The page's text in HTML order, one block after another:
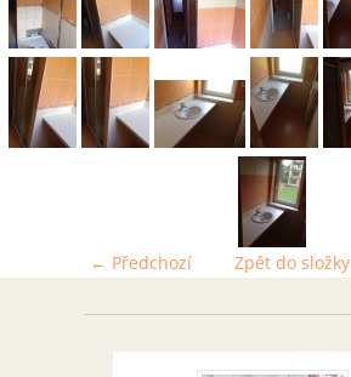
← Předchozí Zpět do složky